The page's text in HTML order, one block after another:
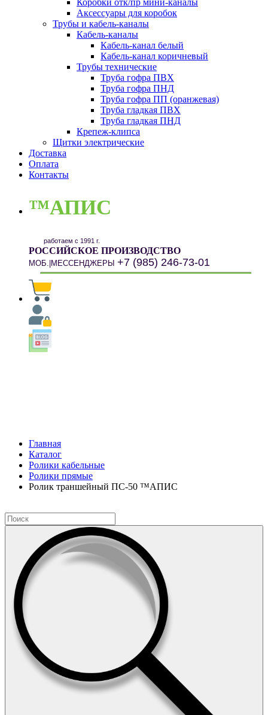
Коробки отк/пр мини-каналы
Аксессуары для коробок
Трубы и кабель-каналы
Кабель-каналы
Кабель-канал белый
Кабель-канал коричневый
Трубы технические
Труба гофра ПВХ
Труба гофра ПНД
Труба гофра ПП (оранжевая)
Труба гладкая ПВХ
Труба гладкая ПНД
Крепеж-клипса
Щитки электрические
Доставка
Оплата
Контакты
™АПИС
работаем с 1991 г.
РОССИЙСКОЕ ПРОИЗВОДСТВО
МОБ.|МЕССЕНДЖЕРЫ +7 (985) 246-73-01
Главная
Каталог
Ролики кабельные
Ролики прямые
Ролик траншейный ПС-50 ™АПИС